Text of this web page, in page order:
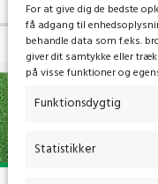
For at give dig de bedste
få adgang til
behandle data som f.eks.
giver dit samtykke eller
på visse funktioner og
Funktionsdygtig
Statistikker